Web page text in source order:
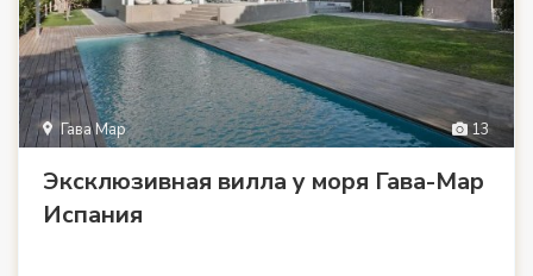
13
Гава Мар
Эксклюзивная вилла у моря Гава-Мар
Испания